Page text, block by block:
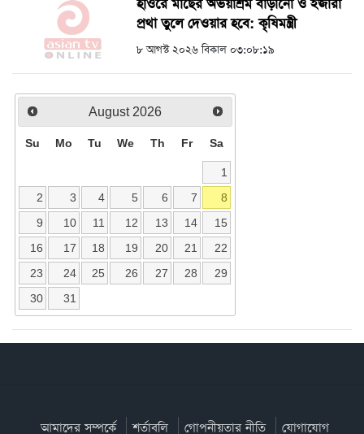
হাওরে মাছের অভয়াশ্রম বাড়ানো ও ইজারা
প্রথা তুলে দেওয়ার হবে: কৃষিমন্ত্রী
৮ আগস্ট ২০২৬ বিকাল ০৩:০৮:১৯
August 2026
Su Mo Tu We Th Fr Sa
1
2
3 4 5 6 7
8
9
10 11 12 13 14
15
16
17 18 19 20 21
22
23
24 25 26 27 28
29
30
31
আমাদের সম্পর্কে শর্তাবলি গোপনীয়তার নীতি যোগাযোগ